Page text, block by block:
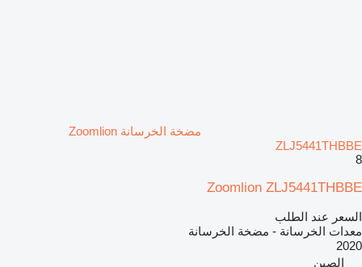
مضخة الخرسانة Zoomlion
ZLJ5441THBBE
8
Zoomlion ZLJ5441THBBE
السعر عند الطلب
معدات الخرسانة - مضخة الخرسانة
2020
الصين